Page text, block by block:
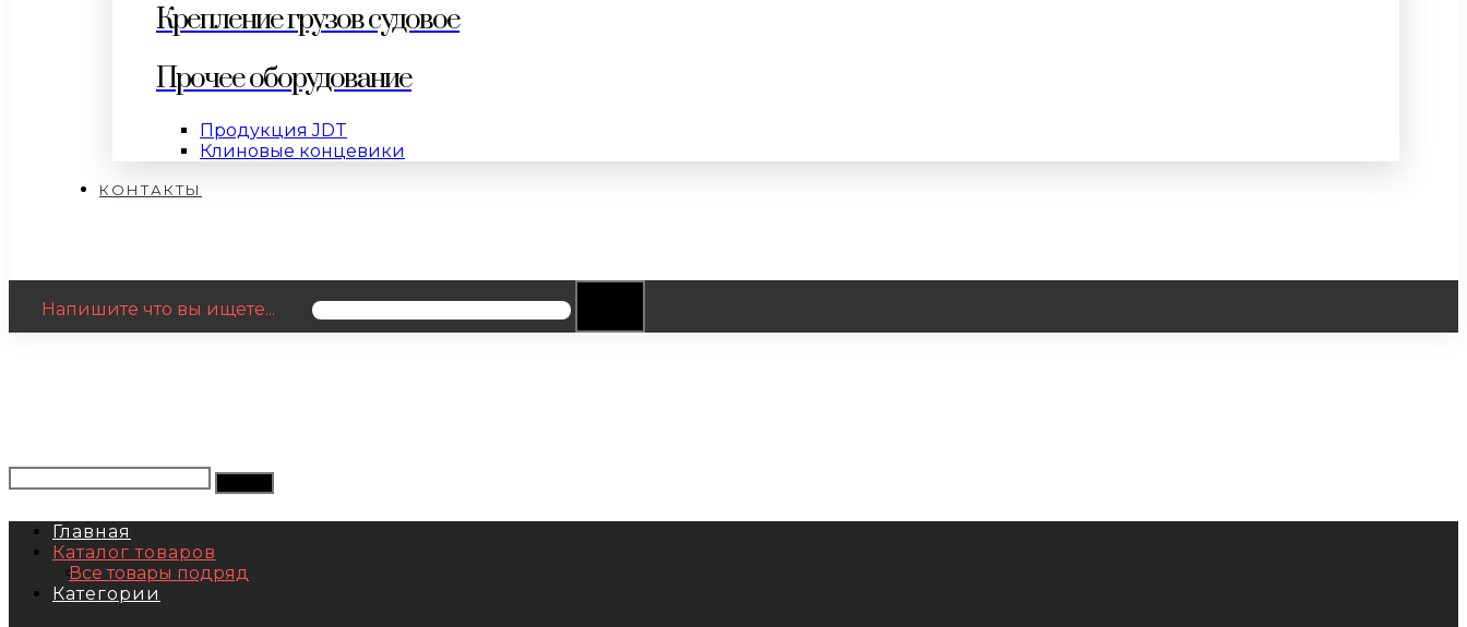
Крепление грузов судовое
Прочее оборудование
Продукция JDT
Клиновые концевики
КОНТАКТЫ
Напишите что вы ищете...
Главная
Каталог товаров
Все товары подряд
Категории